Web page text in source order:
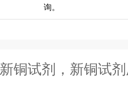
询。
新铜试剂，新铜试